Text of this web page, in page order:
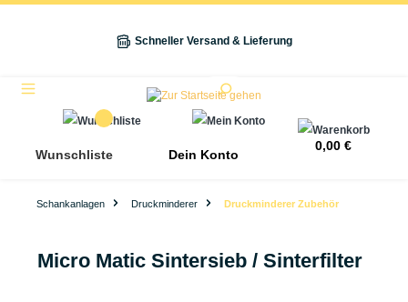
Schneller Versand & Lieferung
Wunschliste Dein Konto
0,00 €
Schankanlagen Druckminderer Druckminderer Zubehör
Micro Matic Sintersieb / Sinterfilter